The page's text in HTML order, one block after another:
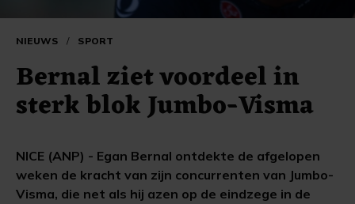
NIEUWS / SPORT
Bernal ziet voordeel in
sterk blok Jumbo-Visma
NICE (ANP) - Egan Bernal ontdekte de afgelopen
weken de kracht van zijn concurrenten van Jumbo-
Visma, die net als hij azen op de eindzege in de